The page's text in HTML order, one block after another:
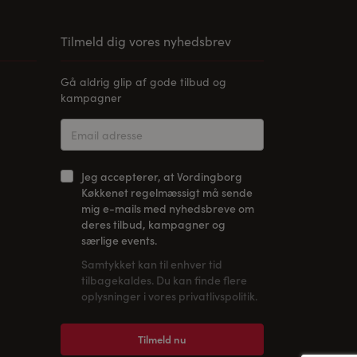
Tilmeld dig vores nyhedsbrev
Gå aldrig glip af gode tilbud og
kampagner
Jeg accepterer, at Vordingborg
Køkkenet regelmæssigt må sende
mig e-mails med nyhedsbreve om
deres tilbud, kampagner og
særlige events.
Samtykket kan til enhver tid
tilbagekaldes. Du kan finde flere
oplysninger i vores privatlivspolitik.
Tilmeld nu